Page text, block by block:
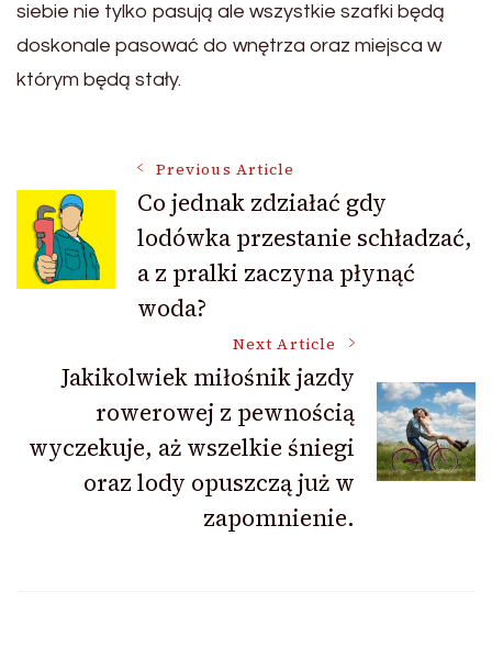
siebie nie tylko pasują ale wszystkie szafki będą
doskonale pasować do wnętrza oraz miejsca w
którym będą stały.
Post
Navigation
Previous Article
Co jednak zdziałać gdy
lodówka przestanie schładzać,
a z pralki zaczyna płynąć
woda?
Next Article
Jakikolwiek miłośnik jazdy
rowerowej z pewnością
wyczekuje, aż wszelkie śniegi
oraz lody opuszczą już w
zapomnienie.